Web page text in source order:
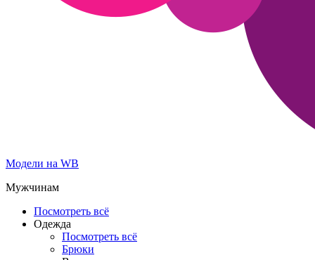
Модели на WB
Мужчинам
Посмотреть всё
Одежда
Посмотреть всё
Брюки